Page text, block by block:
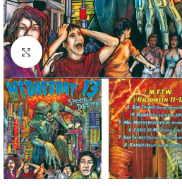
Klick zum Vergrößern